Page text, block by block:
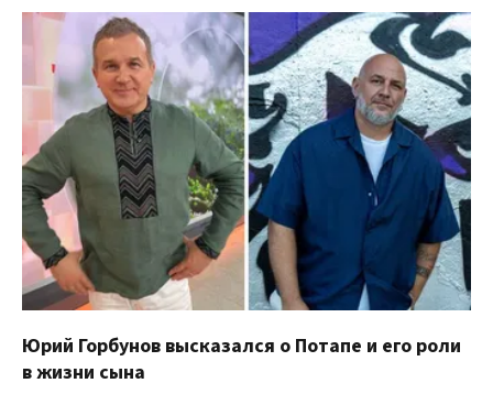
Юрий Горбунов высказался о Потапе и его роли
в жизни сына